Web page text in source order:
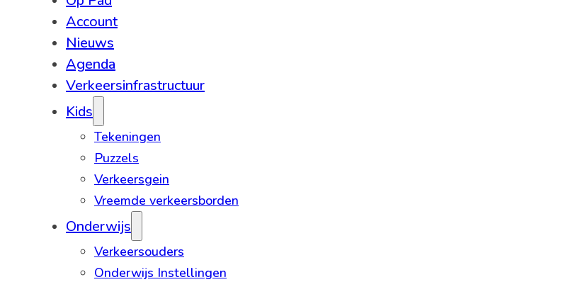
Account
Nieuws
Agenda
Verkeersinfrastructuur
Kids
Tekeningen
Puzzels
Verkeersgein
Vreemde verkeersborden
Onderwijs
Verkeersouders
Onderwijs Instellingen